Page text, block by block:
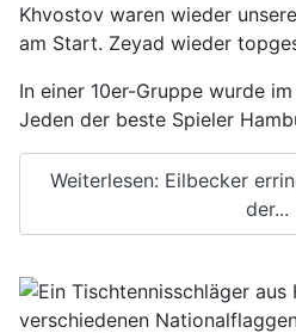
Khvostov waren wieder
am Start. Zeyad wieder
In einer 10er-Gruppe wurde
Jeden der beste Spieler
Weiterlesen: Eilbecker
der...